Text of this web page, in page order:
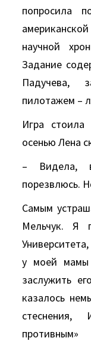
попросила
научной
Задание
Падучева,
пилотажем –
Игра
осенью Лена
– Видела,
порезвлюсь.
Самым
Мельчук. Я
у моей
заслужить
казалось
противным»